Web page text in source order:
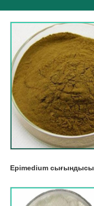
Epimedium сығындысы